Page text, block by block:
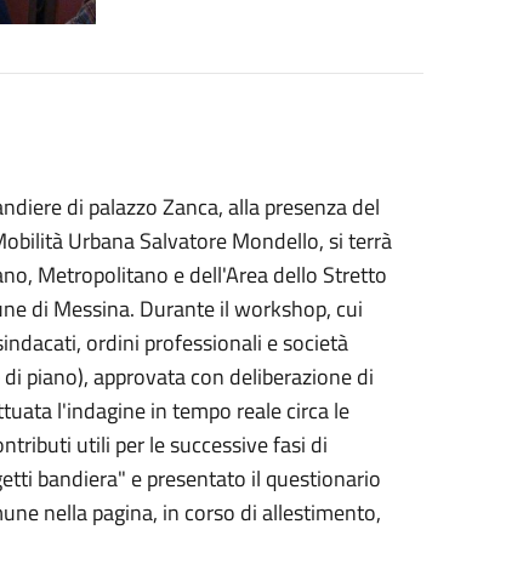
di palazzo Zanca, alla presenza del
Urbana Salvatore Mondello, si terrà
Metropolitano e dell'Area dello Stretto
di Messina. Durante il workshop, cui
ordini professionali e società
piano), approvata con deliberazione di
l'indagine in tempo reale circa le
utili per le successive fasi di
bandiera" e presentato il questionario
nella pagina, in corso di allestimento,